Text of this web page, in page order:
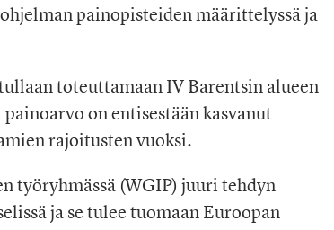
painopisteiden määrittelyssä ja
toteuttamaan IV Barentsin alueen
on entisestään kasvanut
rajoitusten vuoksi.
työryhmässä (WGIP) juuri tehdyn
ja se tulee tuomaan Euroopan